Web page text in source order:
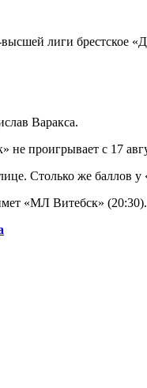
лиги брестское
Варакса.
проигрывает с 17
Столько же баллов
«МЛ Витебск» (20:30).